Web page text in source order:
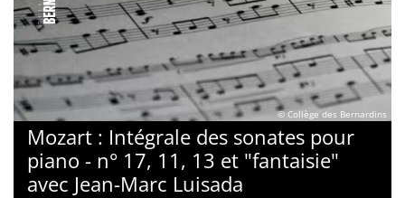
© Collège des Bernardins
Mozart : Intégrale des sonates pour
piano - n° 17, 11, 13 et "fantaisie"
avec Jean-Marc Luisada